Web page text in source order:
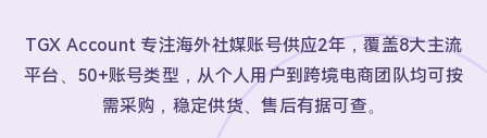
TGX Account 专注海外社媒账号供应2年，覆盖8大主流
平台、50+账号类型，从个人用户到跨境电商团队均可按
需采购，稳定供货、售后有据可查。